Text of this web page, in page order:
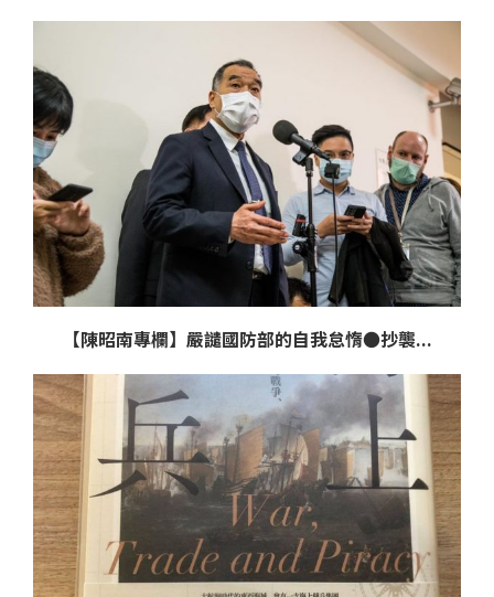
【陳昭南專欄】嚴譴國防部的自我怠惰●抄襲...